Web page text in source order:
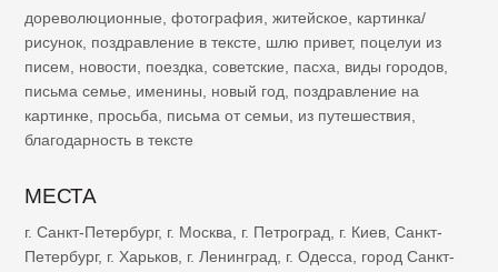
дореволюционные фотография житейское
картинка/
рисунок поздравление в тексте шлю привет, поцелуи из
писем
новости поездка советские пасха виды городов
письма семье
именины новый год
поздравление на
картинке
просьба письма от семьи из путешествия
благодарность в тексте
МЕСТА
г. Санкт-Петербург, г. Москва, г. Петроград, г. Киев, Санкт-
Петербург, г. Харьков, г. Ленинград, г. Одесса, город Санкт-